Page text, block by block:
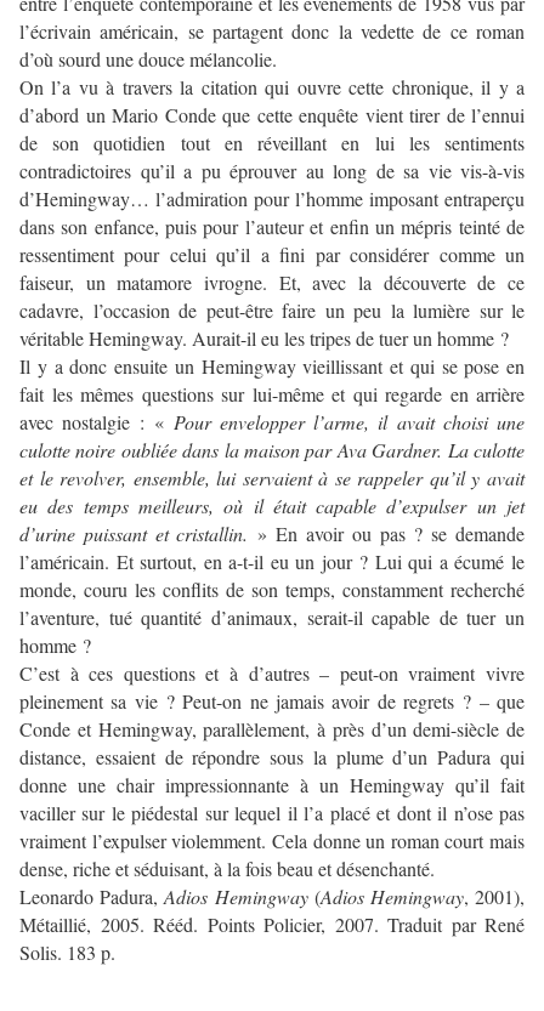
l’écrivain américain, se partagent donc la vedette de ce roman
d’où sourd une douce mélancolie.
On l’a vu à travers la citation qui ouvre cette chronique, il y a
d’abord un Mario Conde que cette enquête vient tirer de l’ennui
de son quotidien tout en réveillant en lui les sentiments
contradictoires qu’il a pu éprouver au long de sa vie vis-à-vis
d’Hemingway… l’admiration pour l’homme imposant entraperçu
dans son enfance, puis pour l’auteur et enfin un mépris teinté de
ressentiment pour celui qu’il a fini par considérer comme un
faiseur, un matamore ivrogne. Et, avec la découverte de ce
cadavre, l’occasion de peut-être faire un peu la lumière sur le
véritable Hemingway. Aurait-il eu les tripes de tuer un homme ?
Il y a donc ensuite un Hemingway vieillissant et qui se pose en
fait les mêmes questions sur lui-même et qui regarde en arrière
avec nostalgie : « Pour envelopper l’arme, il avait choisi une
culotte noire oubliée dans la maison par Ava Gardner. La culotte
et le revolver, ensemble, lui servaient à se rappeler qu’il y avait
eu des temps meilleurs, où il était capable d’expulser un jet
d’urine puissant et cristallin. » En avoir ou pas ? se demande
l’américain. Et surtout, en a-t-il eu un jour ? Lui qui a écumé le
monde, couru les conflits de son temps, constamment recherché
l’aventure, tué quantité d’animaux, serait-il capable de tuer un
homme ?
C’est à ces questions et à d’autres – peut-on vraiment vivre
pleinement sa vie ? Peut-on ne jamais avoir de regrets ? – que
Conde et Hemingway, parallèlement, à près d’un demi-siècle de
distance, essaient de répondre sous la plume d’un Padura qui
donne une chair impressionnante à un Hemingway qu’il fait
vaciller sur le piédestal sur lequel il l’a placé et dont il n’ose pas
vraiment l’expulser violemment. Cela donne un roman court mais
dense, riche et séduisant, à la fois beau et désenchanté.
Leonardo Padura,Adios Hemingway(Adios Hemingway, 2001),
Métaillié, 2005. Rééd. Points Policier, 2007. Traduit par René
Solis. 183 p.